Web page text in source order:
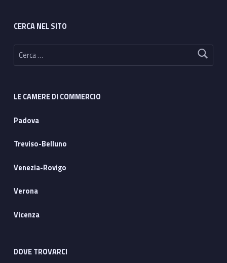
CERCA NEL SITO
Ricerca per:
LE CAMERE DI COMMERCIO
Padova
Treviso-Belluno
Venezia-Rovigo
Verona
Vicenza
DOVE TROVARCI